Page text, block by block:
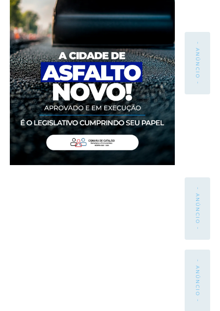
- ANÚNCIO -
- ANÚNCIO -
- ANÚNCIO -